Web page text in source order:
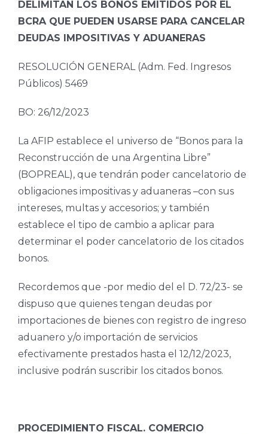
DELIMITAN LOS BONOS EMITIDOS POR EL
BCRA QUE PUEDEN USARSE PARA CANCELAR
DEUDAS IMPOSITIVAS Y ADUANERAS
RESOLUCIÓN GENERAL (Adm. Fed. Ingresos
Públicos) 5469
BO: 26/12/2023
La AFIP establece el universo de “Bonos para la
Reconstrucción de una Argentina Libre”
(BOPREAL), que tendrán poder cancelatorio de
obligaciones impositivas y aduaneras –con sus
intereses, multas y accesorios; y también
establece el tipo de cambio a aplicar para
determinar el poder cancelatorio de los citados
bonos.
Recordemos que -por medio del el D. 72/23- se
dispuso que quienes tengan deudas por
importaciones de bienes con registro de ingreso
aduanero y/o importación de servicios
efectivamente prestados hasta el 12/12/2023,
inclusive podrán suscribir los citados bonos.
PROCEDIMIENTO FISCAL. COMERCIO